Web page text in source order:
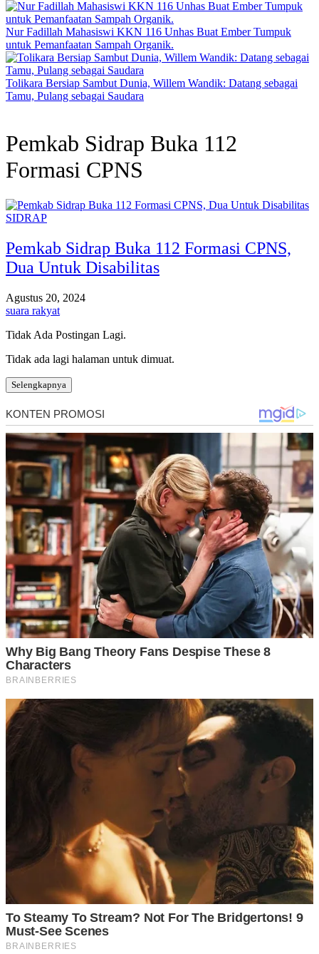
Nur Fadillah Mahasiswi KKN 116 Unhas Buat Ember Tumpuk
untuk Pemanfaatan Sampah Organik.
Tolikara Bersiap Sambut Dunia, Willem Wandik: Datang sebagai
Tamu, Pulang sebagai Saudara
Pemkab Sidrap Buka 112
Formasi CPNS
SIDRAP
Pemkab Sidrap Buka 112 Formasi CPNS,
Dua Untuk Disabilitas
Agustus 20, 2024
suara rakyat
Tidak Ada Postingan Lagi.
Tidak ada lagi halaman untuk dimuat.
Selengkapnya